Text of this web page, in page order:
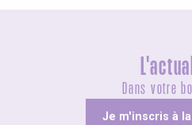
Dans votre
Je m'inscris à